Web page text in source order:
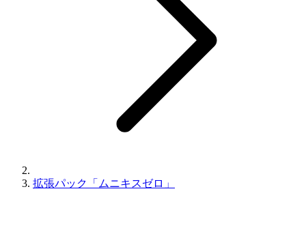
拡張パック「ムニキスゼロ」